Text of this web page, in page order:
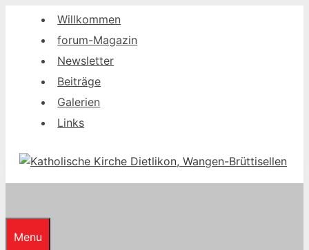
Willkommen
forum-Magazin
Newsletter
Beiträge
Galerien
Links
Menu